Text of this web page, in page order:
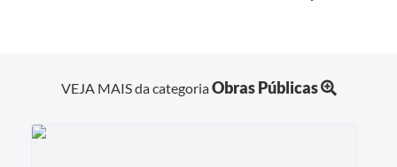
VEJA MAIS da categoriaObras Públicas